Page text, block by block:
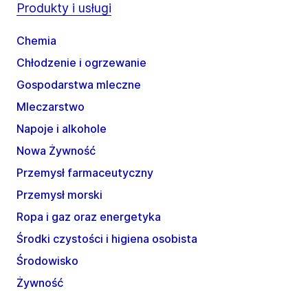
Produkty i usługi
Chemia
Chłodzenie i ogrzewanie
Gospodarstwa mleczne
Mleczarstwo
Napoje i alkohole
Nowa Żywność
Przemysł farmaceutyczny
Przemysł morski
Ropa i gaz oraz energetyka
Środki czystości i higiena osobista
Środowisko
Żywność